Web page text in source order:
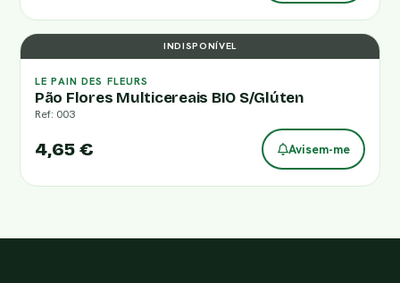
INDISPONÍVEL
LE PAIN DES FLEURS
Pão Flores Multicereais BIO S/Glúten
Ref: 003
4,65 € Avisem-me